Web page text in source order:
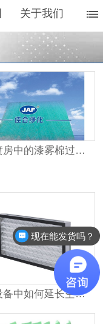
关于我们
说说喷房中的漆雾棉过滤器
环保设备中如何延长空气过滤器的使用寿命
现在能发货吗？